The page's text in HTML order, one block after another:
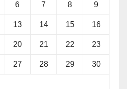
6 7 8 9
13 14 15 16
20 21 22 23
27 28 29 30